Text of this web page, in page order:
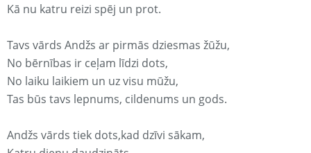
Kā nu katru reizi spēj un prot.
Tavs vārds Andžs ar pirmās dziesmas žūžu,
No bērnības ir ceļam līdzi dots,
No laiku laikiem un uz visu mūžu,
Tas būs tavs lepnums, cildenums un gods.
Andžs vārds tiek dots,kad dzīvi sākam,